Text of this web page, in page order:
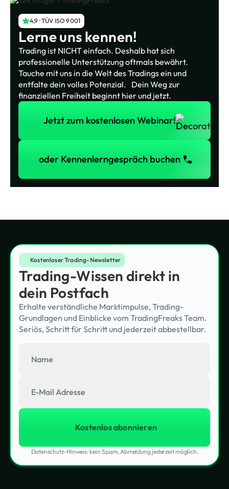
4,9 · TÜV ISO 9001
Lerne uns kennen!
Trading ist NICHT einfach. Deshalb hat sich
professionelle Unterstützung oftmals bewährt.
Tauche mit uns in die Welt des Tradings ein und
entfalte dein volles Potenzial. Dein Weg zur
finanziellen Freiheit beginnt hier und jetzt.
Jetzt zum kostenlosen Webinar!
Jetzt zum kostenlosen Webinar!
oder Kennenlerngespräch buchen
oder Kennenlerngespräch buchen
Kostenloser Trading-Newsletter
Trading-Wissen direkt in
dein Postfach
Erhalte verständliche Marktimpulse, Trading-
Grundlagen und Einblicke vom TradingFreaks Team.
Seriös, Schritt für Schritt und jederzeit abbestellbar.
Datenschutz-Hinweis: kein Spam, Abmeldung jederzeit möglich.